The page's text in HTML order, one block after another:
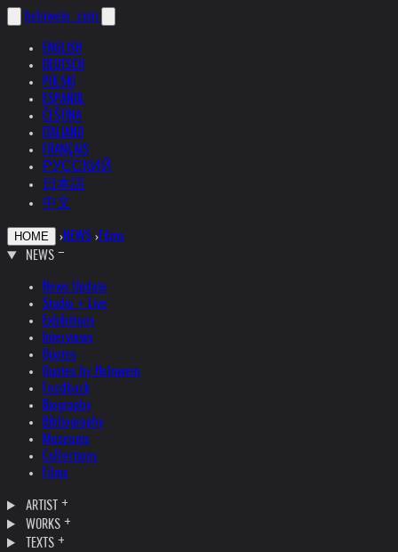
helnwein .com
ENGLISH
DEUTSCH
POLSKI
ESPAÑOL
ČEŠTINA
ITALIANO
FRANÇAIS
РУССКИЙ
日本語
中文
HOME ›NEWS ›Films
NEWS
News Update
Studio + Live
Exhibitions
Interviews
Quotes
Quotes by Helnwein
Feedback
Biography
Bibliography
Museums
Collections
Films
ARTIST
WORKS
TEXTS